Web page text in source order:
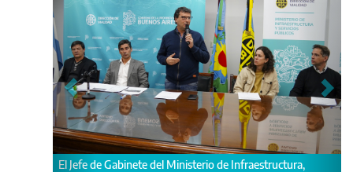
El administrador de Vialidad, Hernán Y Zurieta, resaltó la